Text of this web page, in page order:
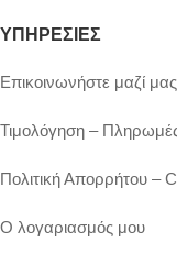
ΥΠΗΡΕΣΙΕΣ
Επικοινωνήστε μαζί
Τιμολόγηση –
Πολιτική Απορρήτου –
Ο λογαριασμός μου